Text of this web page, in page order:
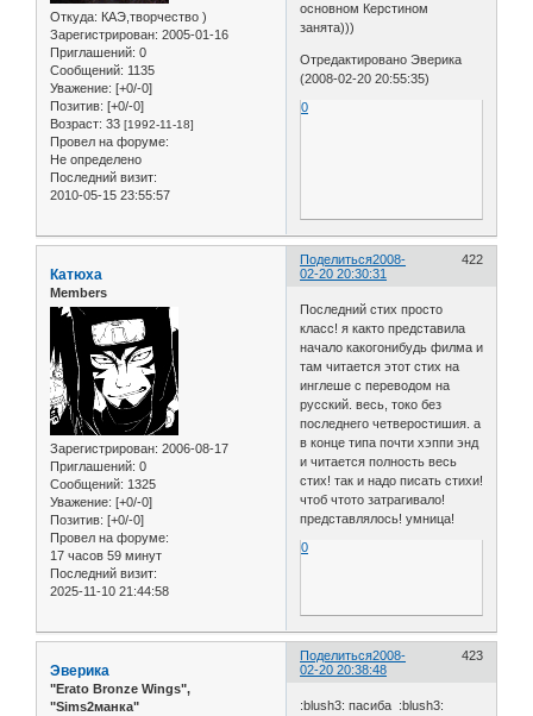
Откуда: КАЭ,творчество )
Зарегистрирован: 2005-01-16
Приглашений: 0
Сообщений: 1135
Уважение: [+0/-0]
Позитив: [+0/-0]
Возраст: 33 [1992-11-18]
Провел на форуме:
Не определено
Последний визит:
2010-05-15 23:55:57
основном Керстином
занята)))
Отредактировано Эверика
(2008-02-20 20:55:35)
0
Поделиться 422
2008-
02-20 20:30:31
Катюха
Members
Зарегистрирован: 2006-08-17
Приглашений: 0
Сообщений: 1325
Уважение: [+0/-0]
Позитив: [+0/-0]
Провел на форуме:
17 часов 59 минут
Последний визит:
2025-11-10 21:44:58
Последний стих просто
класс! я както представила
начало какогонибудь филма и
там читается этот стих на
инглеше с переводом на
русский. весь, токо без
последнего четверостишия. а
в конце типа почти хэппи энд
и читается полность весь
стих! так и надо писать стихи!
чтоб чтото затрагивало!
представлялось! умница!
0
Поделиться 423
2008-
02-20 20:38:48
Эверика
"Erato Bronze Wings",
"Sims2манка"
:blush3: пасиба :blush3: